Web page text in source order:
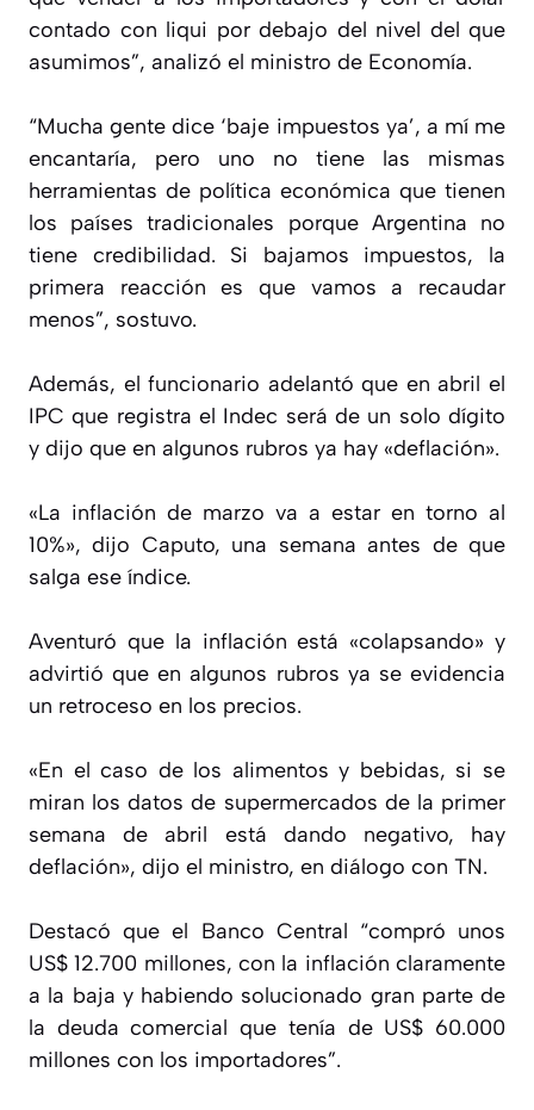
contado con liqui por debajo del nivel del que
asumimos”, analizó el ministro de Economía.
“Mucha gente dice ‘baje impuestos ya’, a mí me
encantaría, pero uno no tiene las mismas
herramientas de política económica que tienen
los países tradicionales porque Argentina no
tiene credibilidad. Si bajamos impuestos, la
primera reacción es que vamos a recaudar
menos”, sostuvo.
Además, el funcionario adelantó que en abril el
IPC que registra el Indec será de un solo dígito
y dijo que en algunos rubros ya hay «deflación».
«La inflación de marzo va a estar en torno al
10%», dijo Caputo, una semana antes de que
salga ese índice.
Aventuró que la inflación está «colapsando» y
advirtió que en algunos rubros ya se evidencia
un retroceso en los precios.
«En el caso de los alimentos y bebidas, si se
miran los datos de supermercados de la primer
semana de abril está dando negativo, hay
deflación», dijo el ministro, en diálogo con TN.
Destacó que el Banco Central “compró unos
US$ 12.700 millones, con la inflación claramente
a la baja y habiendo solucionado gran parte de
la deuda comercial que tenía de US$ 60.000
millones con los importadores”.